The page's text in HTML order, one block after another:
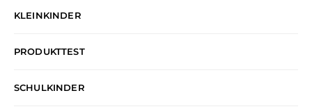
KLEINKINDER
PRODUKTTEST
SCHULKINDER